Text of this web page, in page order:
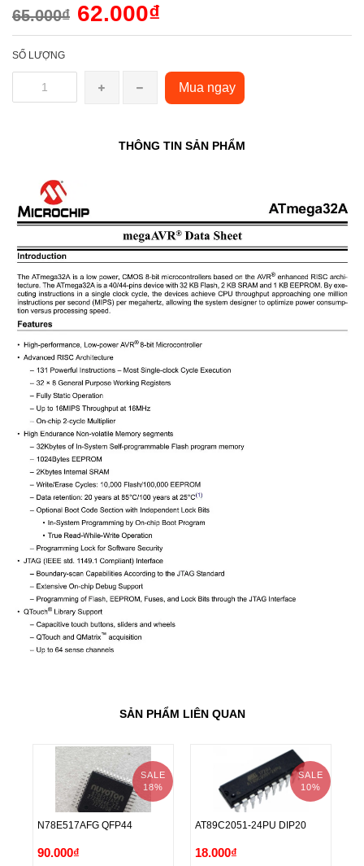
65.000₫ 62.000₫
SỐ LƯỢNG
Mua ngay
THÔNG TIN SẢN PHẨM
SẢN PHẨM LIÊN QUAN
SALE
18%
N78E517AFG QFP44
N78E517AFG QFP44
90.000₫
SALE
10%
AT89C2051-24PU DIP20
AT89C2051-24PU DIP20
18.000₫